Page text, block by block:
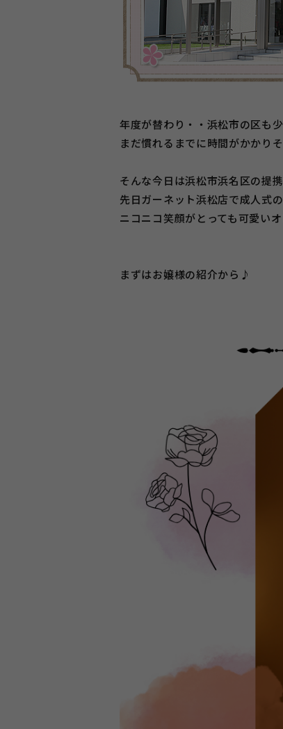
年度が替わり・・浜松市の区も
まだ慣れるまでに時間がかかり
そんな今日は浜松市浜名区の提
先日ガーネット浜松店で成人式
ニコニコ笑顔がとっても可愛い
まずはお嬢様の紹介から♪